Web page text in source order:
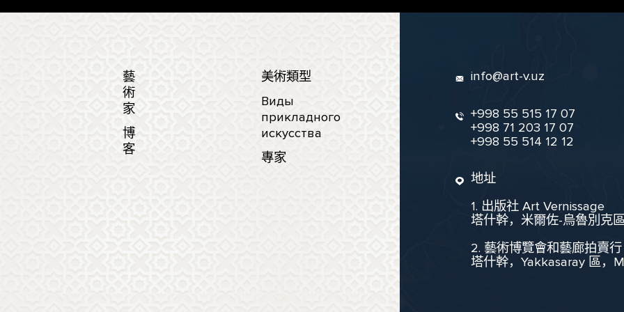
藝
術
家
博
客
美術類型
Виды
прикладного
искусства
專家
info@art-v.uz
+998 55 515 17 07
+998 71 203 17 07
+998 55 514 12 12
地址
1. 出版社 Art Vernissage
塔什幹，米爾佐-烏魯別克
2. 藝術博覽會和藝廊拍賣行
塔什幹，Yakkasaray 區，